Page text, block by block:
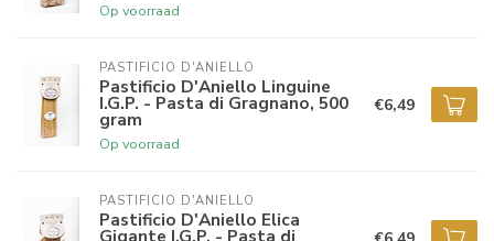
Op voorraad
PASTIFICIO D'ANIELLO
Pastificio D'Aniello Linguine
I.G.P. - Pasta di Gragnano, 500
gram
Op voorraad
€6,49
PASTIFICIO D'ANIELLO
Pastificio D'Aniello Elica
Gigante I.G.P. - Pasta di